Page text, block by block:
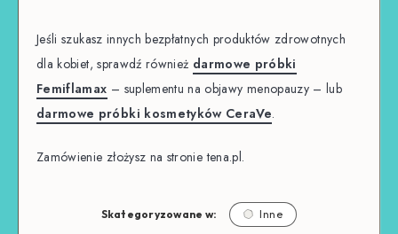
Jeśli szukasz innych bezpłatnych produktów zdrowotnych
dla kobiet, sprawdź również darmowe próbki
Femiflamax – suplementu na objawy menopauzy – lub
darmowe próbki kosmetyków CeraVe.
Zamówienie złożysz na stronie tena.pl.
Skategoryzowane w: Inne